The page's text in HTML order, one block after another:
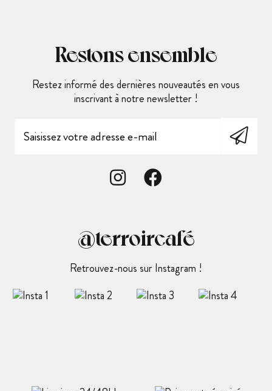
Restons ensemble
Restez informé des dernières nouveautés en vous
inscrivant à notre newsletter !
@terroircafé
Retrouvez-nous sur Instagram !